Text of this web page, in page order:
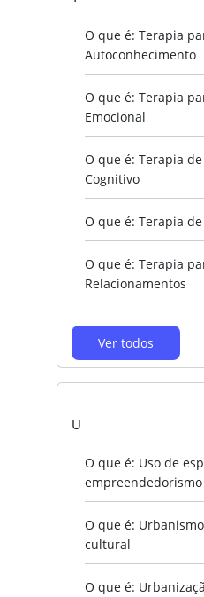
O que é: Terapia
Autoconhecimento
O que é: Terapia
Emocional
O que é: Terapia
Cognitivo
O que é: Terapia
O que é: Terapia
Relacionamentos
Ver todos
U
O que é: Uso de
empreendedorismo
O que é:
cultural
O que é: